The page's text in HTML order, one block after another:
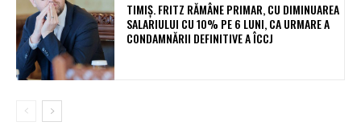
TIMIȘ. FRITZ RĂMÂNE PRIMAR, CU DIMINUAREA
SALARIULUI CU 10% PE 6 LUNI, CA URMARE A
CONDAMNĂRII DEFINITIVE A ÎCCJ